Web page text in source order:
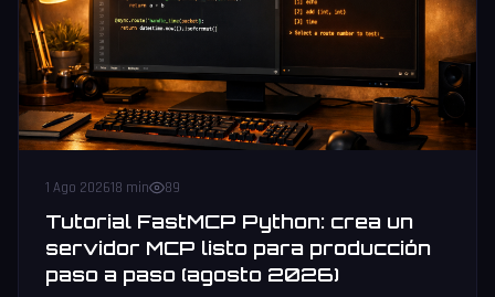
1 Ago 202618 min 89
Tutorial FastMCP Python: crea un
servidor MCP listo para producción
paso a paso (agosto 2026)